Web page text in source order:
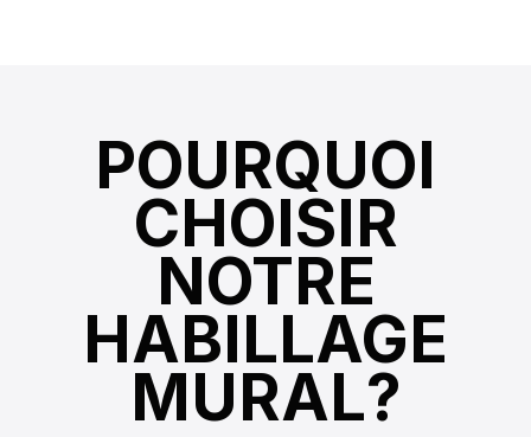
POURQUOI
CHOISIR
NOTRE
HABILLAGE
MURAL?